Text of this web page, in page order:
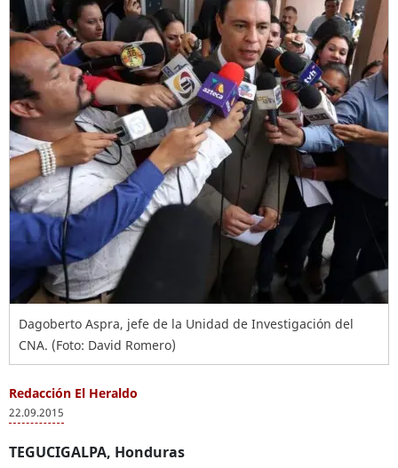
Dagoberto Aspra, jefe de la Unidad de Investigación del
CNA. (Foto: David Romero)
Redacción El Heraldo
22.09.2015
TEGUCIGALPA, Honduras